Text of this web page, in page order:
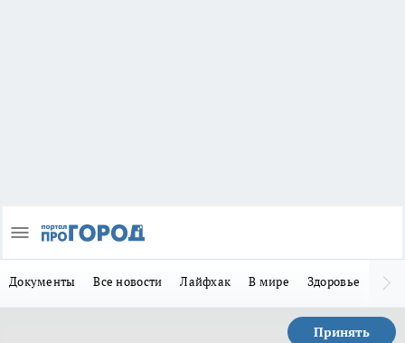
Документы Все новости Лайфхак В мире Здоровье
Принять